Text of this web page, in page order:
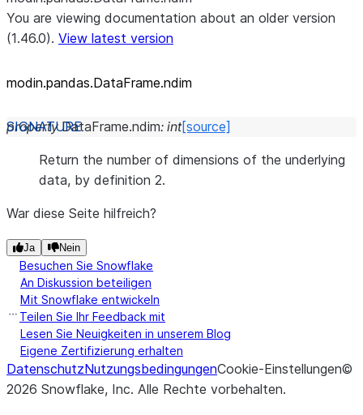
You are viewing documentation about an older version
(1.46.0). View latest version
modin.pandas.DataFrame.ndim
property DataFrame.ndim: int[source]
Return the number of dimensions of the underlying
data, by definition 2.
War diese Seite hilfreich?
Ja Nein
Besuchen Sie Snowflake
An Diskussion beteiligen
Mit Snowflake entwickeln
Teilen Sie Ihr Feedback mit
Lesen Sie Neuigkeiten in unserem Blog
Eigene Zertifizierung erhalten
DatenschutzNutzungsbedingungenCookie-Einstellungen©
2026 Snowflake, Inc. Alle Rechte vorbehalten.